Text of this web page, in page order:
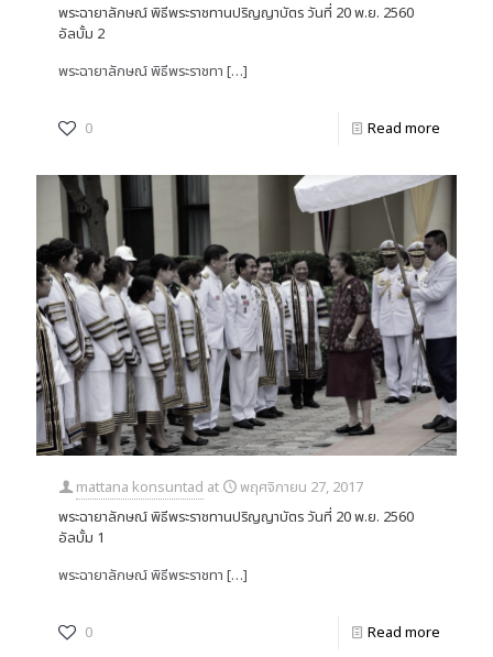
พระฉายาลักษณ์ พิธีพระราชทานปริญญาบัตร วันที่ 20 พ.ย. 2560
อัลบั้ม 2
พระฉายาลักษณ์ พิธีพระราชทา […]
0 Read more
mattana konsuntad at
พฤศจิกายน 27, 2017
พระฉายาลักษณ์ พิธีพระราชทานปริญญาบัตร วันที่ 20 พ.ย. 2560
อัลบั้ม 1
พระฉายาลักษณ์ พิธีพระราชทา […]
0 Read more